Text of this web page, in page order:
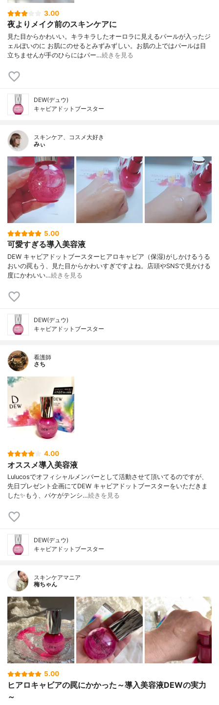
3.00
夜よりメイク前のスキンケアに
見た目からかわいい。キラキラしたオーロラに見えるパールが入ったジ
ェルぽいのに お肌にのせるとみずみずしい。 お肌の上ではパールは目
立ちませんが手のひらにはパー…続きを見る
DEW(デュウ)
キャビアドットブースター
スキンケア、コスメ大好き
みぃ
5.00
可愛すぎる導入美容液
DEW キャビアドットブースター ヒアロキャビア（保湿)がしかけるうる
おいの罠 もう、見た目からかわいすぎですよね。 店頭やSNSで見かける
度にかわいい…続きを見る
DEW(デュウ)
キャビアドットブースター
看護師
さち
4.00
オススメ導入美容液
Lulucosでオフィシャルメンバーとして活動させて頂いてるのですが、
先日プレゼント企画にてDEW キャビアドットブースターをいただきま
した✨もう、パケがテンシ…続きを見る
DEW(デュウ)
キャビアドットブースター
スキンケアマニア
梅ちゃん
5.00
ヒアロキャビアの罠にかかった～導入美容液DEWの実力
～